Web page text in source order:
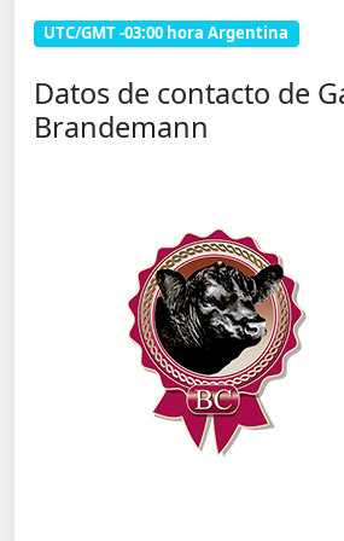
UTC/GMT -03:00 hora Argentina
Datos de contacto de
Brandemann